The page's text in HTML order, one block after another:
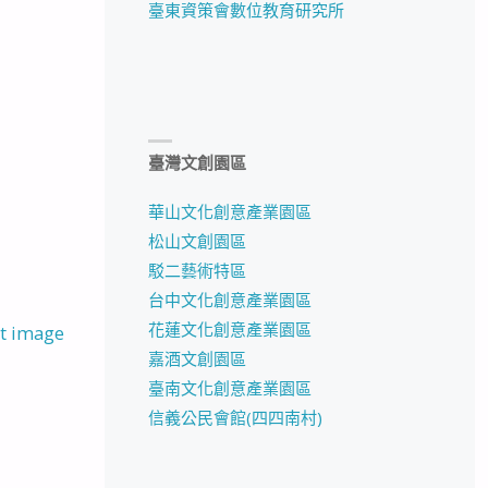
image
臺東資策會數位教育研究所
臺灣文創園區
華山文化創意產業園區
松山文創園區
駁二藝術特區
台中文化創意產業園區
花蓮文化創意產業園區
嘉酒文創園區
臺南文化創意產業園區
信義公民會館(四四南村)